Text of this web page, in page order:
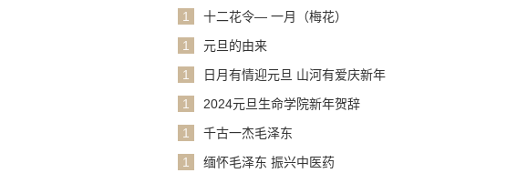
1
十二花令— 一月（梅花）
1
元旦的由来
1
日月有情迎元旦 山河有爱庆新年
1
2024元旦生命学院新年贺辞
1
千古一杰毛泽东
1
缅怀毛泽东 振兴中医药